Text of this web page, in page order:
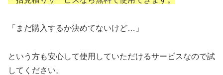
「まだ購入するか決めてないけど…」
という方も安心して使用していただけるサービスなので試
してください。